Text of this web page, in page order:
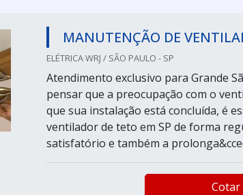
MANUTENÇÃO DE
ELÉTRICA WRJ / SÃO PAULO - SP
Atendimento exclusivo para Grande
pensar que a preocupação com o
que sua instalação está concluída, é
ventilador de teto em SP de forma
satisfatório e também a